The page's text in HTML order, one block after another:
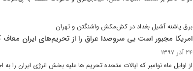
برق پاشنه آشیل بغداد در کش‌مکش واشنگتن و تهران
امریکا مجبور است بی سروصدا عراق را از تحریم‌های ایران معاف
۲۴ آذر ۱۳۹۷
از اوایل ماه نوامبر که ایالات متحده تحریم ها علیه بخش انرژی ایران را